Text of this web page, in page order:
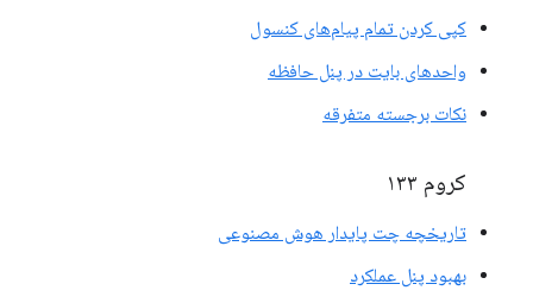
کپی کردن تمام پیام‌های کنسول
واحدهای بایت در پنل حافظه
نکات برجسته متفرقه
کروم ۱۳۳
تاریخچه چت پایدار هوش مصنوعی
بهبود پنل عملکرد